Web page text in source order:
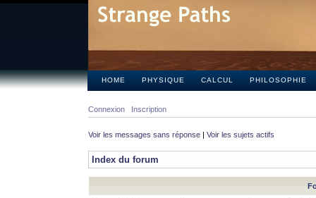
HOME PHYSIQUE CALCUL PHILOSOPHIE
Connexion Inscription
Voir les messages sans réponse | Voir les sujets actifs
Index du forum